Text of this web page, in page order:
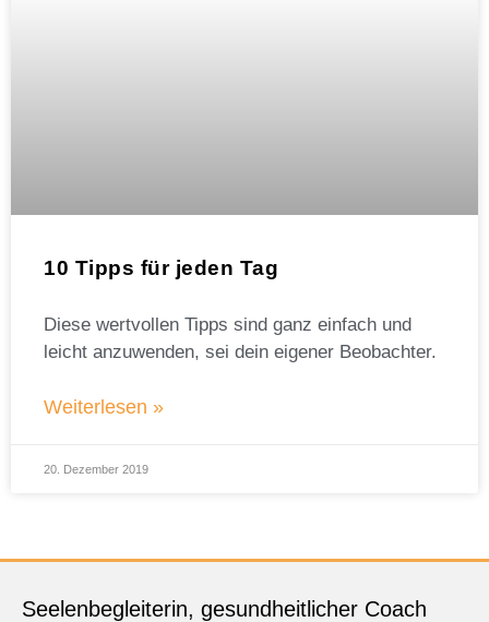
10 Tipps für jeden Tag
Diese wertvollen Tipps sind ganz einfach und
leicht anzuwenden, sei dein eigener Beobachter.
Weiterlesen »
20. Dezember 2019
Seelenbegleiterin, gesundheitlicher Coach